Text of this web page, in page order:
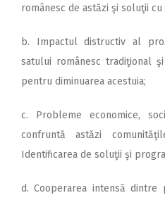
românesc de astăzi şi soluţii
b. Impactul distructiv al
satului românesc tradiţional
pentru diminuarea acestuia;
c. Probleme economice,
confruntă astăzi
Identificarea de soluţii şi
d. Cooperarea intensă